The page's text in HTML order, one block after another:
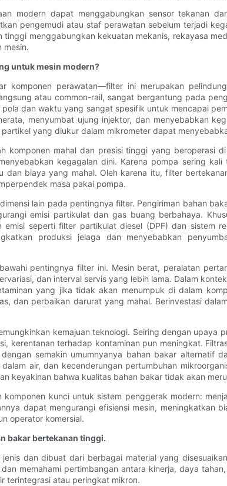
modern dapat menggabungkan sensor tekanan
pengemudi atau staf perawatan sebelum terjadi
menggabungkan kekuatan mekanis, rekayasa
mesin.
untuk mesin modern?
komponen perawatan—filter ini merupakan
atau common-rail, sangat bergantung pada
dan waktu yang sangat spesifik untuk mencapai
menyumbat ujung injektor, dan menyebabkan
yang diukur dalam mikrometer dapat
komponen mahal dan presisi tinggi yang beroperasi
kegagalan dini. Karena pompa sering
biaya yang mahal. Oleh karena itu, filter
masa pakai pompa.
lain pada pentingnya filter. Pengiriman bahan
emisi partikulat dan gas buang berbahaya.
emisi seperti filter partikulat diesel (DPF) dan sistem
produksi jelaga dan menyebabkan
pentingnya filter ini. Mesin berat, peralatan
dan interval servis yang lebih lama. Dalam
yang jika tidak akan menumpuk di dalam
dan perbaikan darurat yang mahal. Berinvestasi
kemajuan teknologi. Seiring dengan upaya
kerentanan terhadap kontaminan pun meningkat.
semakin umumnyanya bahan bakar
air, dan kecenderungan pertumbuhan
keyakinan bahwa kualitas bahan bakar tidak akan
kunci untuk sistem penggerak modern:
dapat mengurangi efisiensi mesin, meningkatkan
operator komersial.
bakar bertekanan tinggi.
dan dibuat dari berbagai material yang
memahami pertimbangan antara kinerja, daya
terintegrasi atau peringkat mikron.